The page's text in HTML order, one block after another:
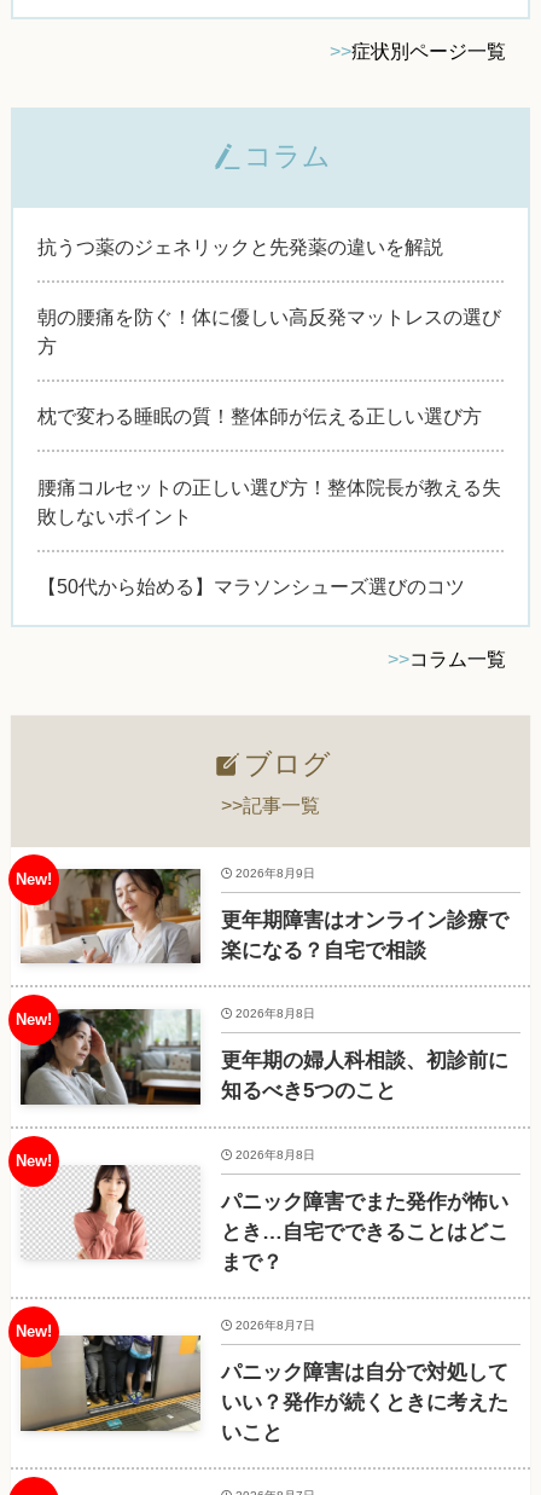
>>症状別ページ一覧
コラム
抗うつ薬のジェネリックと先発薬の違いを解説
朝の腰痛を防ぐ！体に優しい高反発マットレスの選び
方
枕で変わる睡眠の質！整体師が伝える正しい選び方
腰痛コルセットの正しい選び方！整体院長が教える失
敗しないポイント
【50代から始める】マラソンシューズ選びのコツ
>>コラム一覧
ブログ
>>記事一覧
更年期障害はオンライン診療で
楽になる？自宅で相談
2026年8月9日
更年期の婦人科相談、初診前に
知るべき5つのこと
2026年8月8日
パニック障害でまた発作が怖い
とき…自宅でできることはどこ
まで？
2026年8月8日
パニック障害は自分で対処して
いい？発作が続くときに考えた
いこと
2026年8月7日